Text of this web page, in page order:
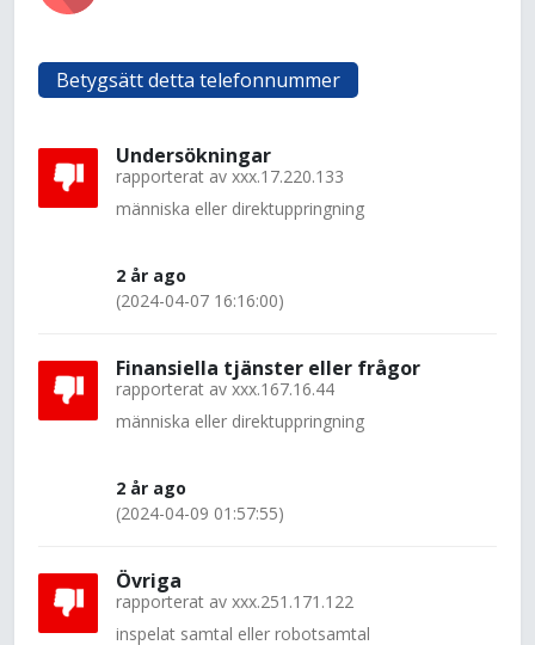
Betygsätt detta telefonnummer
Undersökningar
rapporterat av xxx.17.220.133
människa eller direktuppringning
2 år ago
(2024-04-07 16:16:00)
Finansiella tjänster eller frågor
rapporterat av xxx.167.16.44
människa eller direktuppringning
2 år ago
(2024-04-09 01:57:55)
Övriga
rapporterat av xxx.251.171.122
inspelat samtal eller robotsamtal